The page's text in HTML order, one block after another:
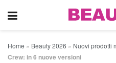
Home » Beauty 2026 » Nuovi prodotti
Crew: in 6 nuove versioni